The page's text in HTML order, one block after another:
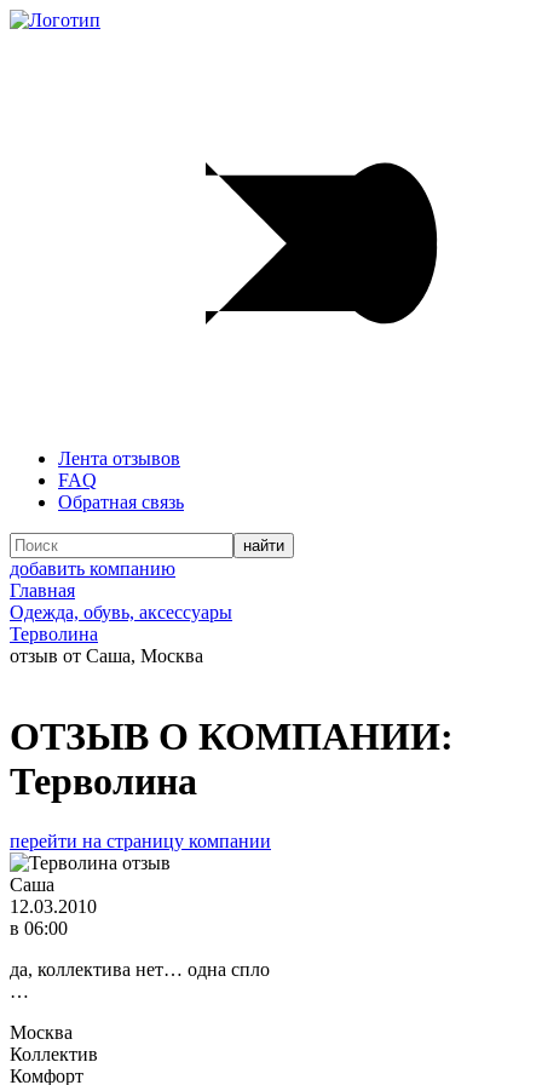
Лента отзывов
FAQ
Обратная связь
добавить компанию
Главная
Одежда, обувь, аксессуары
Терволина
отзыв от Саша, Москва
ОТЗЫВ О КОМПАНИИ:
Терволина
перейти на страницу компании
Саша
12.03.2010
в 06:00
да, коллектива нет… одна спло
…
Москва
Коллектив
Комфорт